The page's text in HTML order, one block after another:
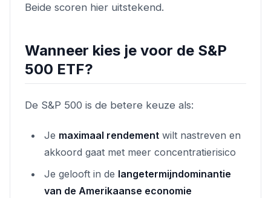
Beide scoren hier uitstekend.
Wanneer kies je voor de S&P
500 ETF?
De S&P 500 is de betere keuze als:
Je maximaal rendement wilt nastreven en
akkoord gaat met meer concentratierisico
Je gelooft in de langetermijndominantie
van de Amerikaanse economie